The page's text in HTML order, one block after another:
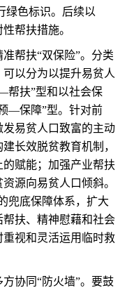
绿色标识。后续以
帮扶措施。
帮扶“双保险”。分类
以分为以提升易贫人
帮扶”型和以社会保
—保障”型。针对前
易贫人口致富的主动
长效脱贫教育机制，
赋能；加强产业帮扶
源向易贫人口倾斜。
兜底保障体系，扩大
扶、精神慰藉和社会
视和灵活运用临时救
协同“防火墙”。要鼓